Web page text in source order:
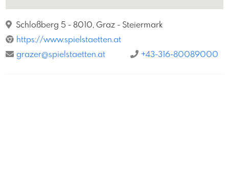
Schloßberg 5 - 8010, Graz - Steiermark
https://www.spielstaetten.at
grazer@spielstaetten.at
+43-316-80089000